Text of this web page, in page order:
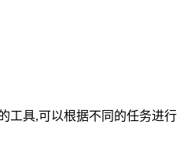
工具,可以根据不同的任务进行